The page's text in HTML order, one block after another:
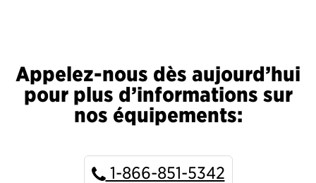
Appelez-nous dès aujourd’hui
pour plus d’informations sur
nos équipements:
1-866-851-5342